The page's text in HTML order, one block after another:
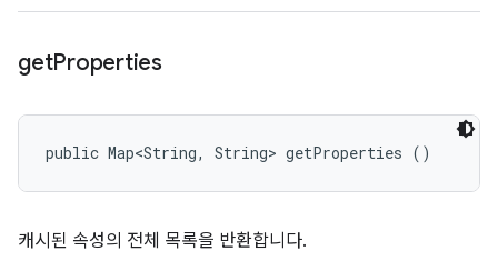
getProperties
public Map<String, String> getProperties ()
캐시된 속성의 전체 목록을 반환합니다.